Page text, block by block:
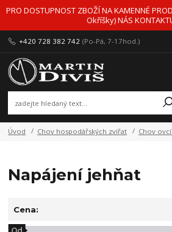
PRO DOSTUPNOST ZBOŽÍ NA KAMENNÉ
Okříšky) NÁS
+420 728 382 742 (Po-Pá, 7-17hod.)
Úvod Chov hospodářských zvířat Chov
Napájení jehňat
Cena: